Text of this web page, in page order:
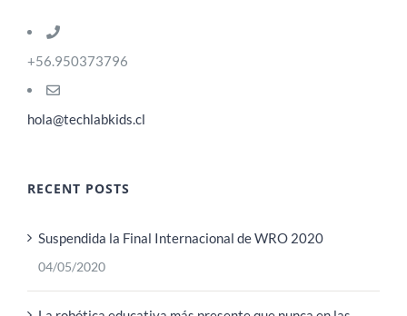
+56.950373796
hola@techlabkids.cl
RECENT POSTS
Suspendida la Final Internacional de WRO 2020
04/05/2020